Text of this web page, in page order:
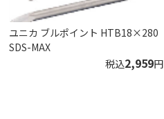
ユニカ ブルポイント HTB18×280
SDS-MAX
税込2,959円